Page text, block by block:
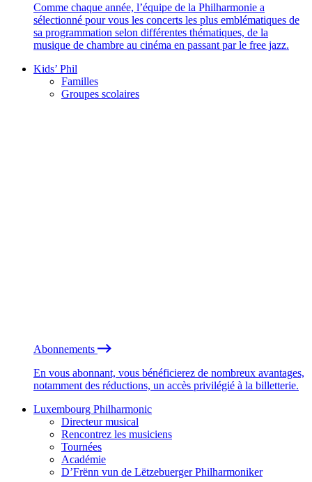
Comme chaque année, l’équipe de la Philharmonie a
sélectionné pour vous les concerts les plus emblématiques de
sa programmation selon différentes thématiques, de la
musique de chambre au cinéma en passant par le free jazz.
Kids’ Phil
Familles
Groupes scolaires
Abonnements
En vous abonnant, vous bénéficierez de nombreux avantages,
notamment des réductions, un accès privilégié à la billetterie.
Luxembourg Philharmonic
Directeur musical
Rencontrez les musiciens
Tournées
Académie
D’Frënn vun de Lëtzebuerger Philharmoniker